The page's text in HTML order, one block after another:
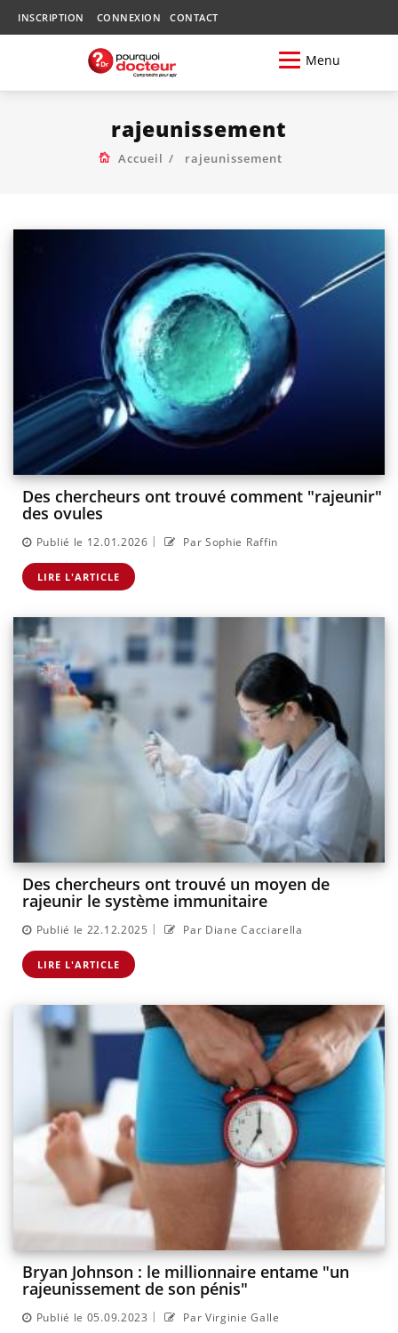
INSCRIPTION CONNEXION CONTACT
Menu
rajeunissement
Accueil rajeunissement
Des chercheurs ont trouvé comment "rajeunir"
des ovules
Publié le 12.01.2026 | Par Sophie Raffin
LIRE L'ARTICLE
Des chercheurs ont trouvé un moyen de
rajeunir le système immunitaire
Publié le 22.12.2025 | Par Diane Cacciarella
LIRE L'ARTICLE
Bryan Johnson : le millionnaire entame "un
rajeunissement de son pénis"
Publié le 05.09.2023 | Par Virginie Galle